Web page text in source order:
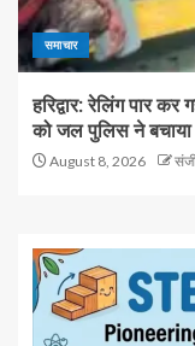
समाचार
हरिद्वार: रेलिंग पार
को जल पुलिस ने बचाया
August 8, 2026